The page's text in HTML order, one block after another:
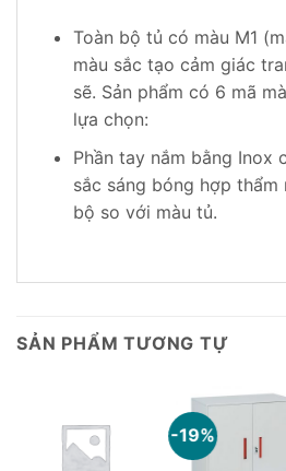
Toàn bộ tủ có màu M1
màu sắc tạo cảm giác
sẽ. Sản phẩm có 6 mã
lựa chọn:
Phần tay nắm bằng Inox
sắc sáng bóng hợp
bộ so với màu tủ.
SẢN PHẨM TƯƠNG TỰ
-19%